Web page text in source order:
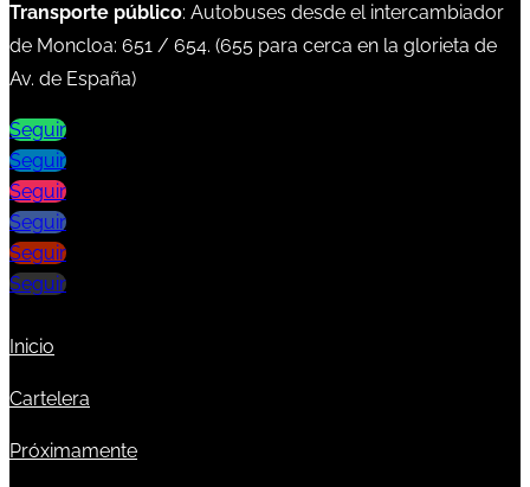
Transporte público: Autobuses desde el intercambiador
de Moncloa: 651 / 654. (655 para cerca en la glorieta de
Av. de España)
Seguir
Seguir
Seguir
Seguir
Seguir
Seguir
Inicio
Cartelera
Próximamente